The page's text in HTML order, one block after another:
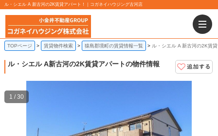
ル・シエル A 新古河の2K賃貸アパート！｜コガネイハウジング古河店
TOPページ 賃貸物件検索 猿島郡境町の賃貸情報一覧 ル・シエル A 新古河の2K賃
ル・シエル A新古河の2K賃貸アパートの物件情報
1 / 30